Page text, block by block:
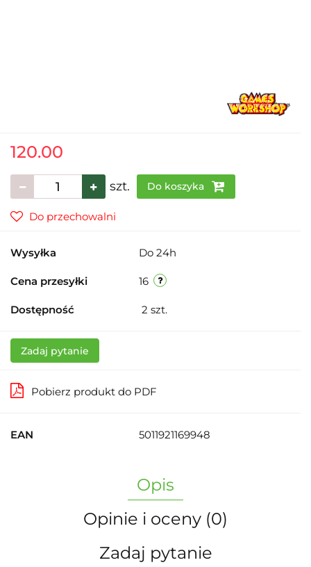
120.00
szt. Do koszyka
Do przechowalni
Wysyłka Do 24h
Cena przesyłki 16
Dostępność 2 szt.
Zadaj pytanie
Pobierz produkt do PDF
EAN 5011921169948
Opis
Opinie i oceny (0)
Zadaj pytanie